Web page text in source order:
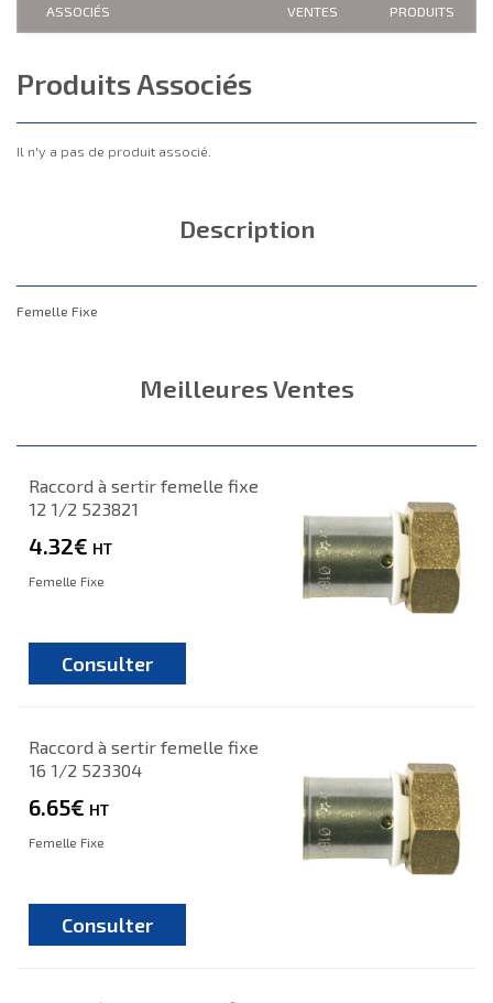
ASSOCIÉS
VENTES
PRODUITS
Produits Associés
Il n'y a pas de produit associé.
Description
Femelle Fixe
Meilleures Ventes
Raccord à sertir femelle fixe
12 1/2 523821
4.32€ HT
Femelle Fixe
Consulter
Raccord à sertir femelle fixe
16 1/2 523304
6.65€ HT
Femelle Fixe
Consulter